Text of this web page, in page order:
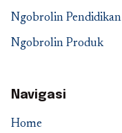
Ngobrolin Pendidikan
Ngobrolin Produk
Navigasi
Home